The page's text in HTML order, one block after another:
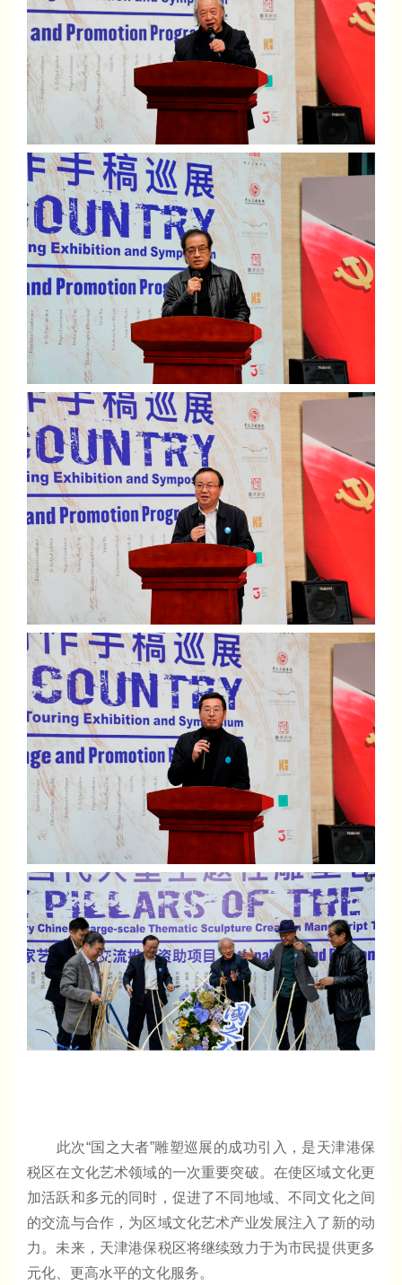
此次“国之大者”雕塑巡展的成功引入，是天津港保
税区在文化艺术领域的一次重要突破。在使区域文化更
加活跃和多元的同时，促进了不同地域、不同文化之间
的交流与合作，为区域文化艺术产业发展注入了新的动
力。未来，天津港保税区将继续致力于为市民提供更多
元化、更高水平的文化服务。